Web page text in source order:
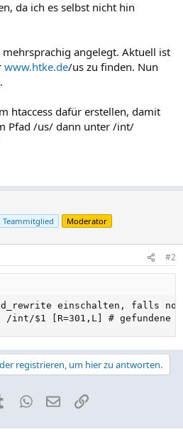
da ich es selbst nicht hin
angelegt. Aktuell ist
www.htke.de/us zu finden. Nun
htaccess dafür erstellen, damit
Pfad /us/ dann unter /int/
Teammitglied Moderator
#2
einschalten, falls
/int/$1 [R=301,L] # gefundene
registrieren, um hier zu antworten.
TumblrWhatsApp
E-MailLink